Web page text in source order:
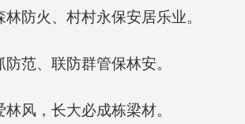
防火、村村永保安居乐业。
范、联防群管保林安。
风，长大必成栋梁材。